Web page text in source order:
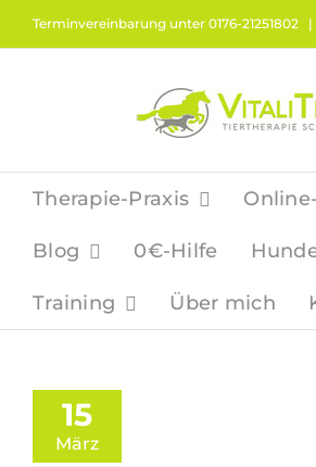
Terminvereinbarung unter 0176-21251802 |
Therapie-Praxis
Blog 0€-Hilfe
Training Über mich
15
März